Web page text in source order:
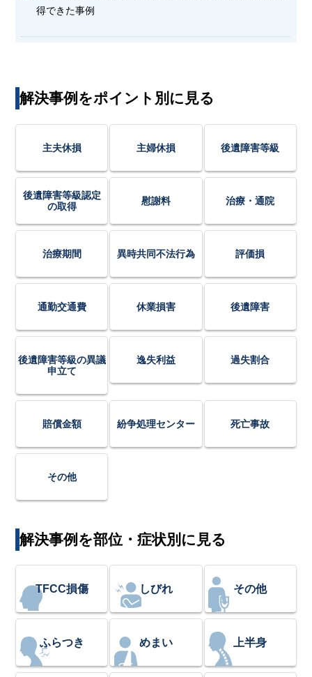
得できた事例
解決事例をポイント別に見る
主夫休損 主婦休損 後遺障害等級
後遺障害等級認定
の取得
慰謝料 治療・通院
治療期間 異時共同不法行為 評価損
通勤交通費 休業損害 後遺障害
後遺障害等級の異議
申立て
逸失利益 過失割合
賠償金額 紛争処理センター 死亡事故
その他
解決事例を部位・症状別に見る
TFCC損傷 しびれ その他
ふらつき めまい 上半身